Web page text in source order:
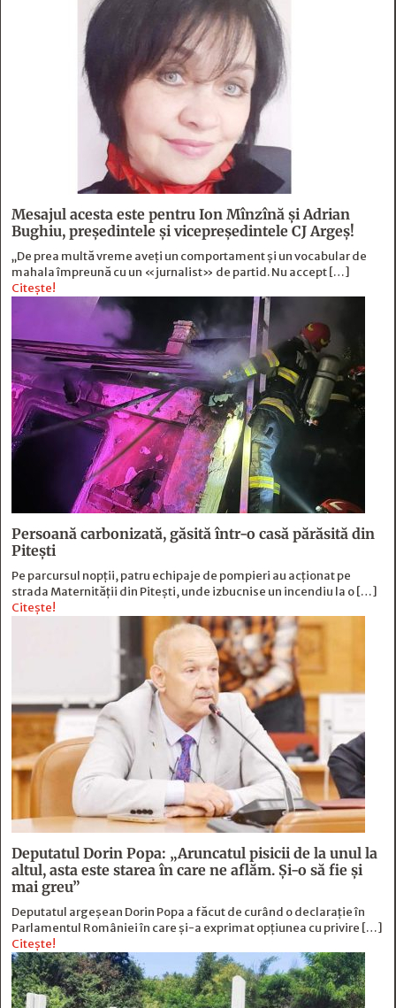
Mesajul acesta este pentru Ion Mînzînă şi Adrian
Bughiu, preşedintele şi vicepreşedintele CJ Argeş!
„De prea multă vreme aveți un comportament și un vocabular de
mahala împreună cu un «jurnalist» de partid. Nu accept […]
Citește!
Persoană carbonizată, găsită într-o casă părăsită din
Pitești
Pe parcursul nopții, patru echipaje de pompieri au acționat pe
strada Maternității din Pitești, unde izbucnise un incendiu la o […]
Citește!
Deputatul Dorin Popa: „Aruncatul pisicii de la unul la
altul, asta este starea în care ne aflăm. Şi-o să fie şi
mai greu”
Deputatul argeșean Dorin Popa a făcut de curând o declarație în
Parlamentul României în care și-a exprimat opțiunea cu privire […]
Citește!